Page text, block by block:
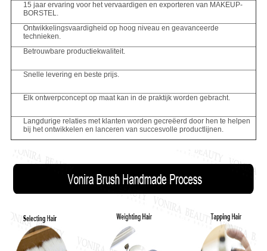
15 jaar ervaring voor het vervaardigen en exporteren van MAKEUP-
BORSTEL.
Ontwikkelingsvaardigheid op hoog niveau en geavanceerde
technieken.
Betrouwbare productiekwaliteit.
Snelle levering en beste prijs.
Elk ontwerpconcept op maat kan in de praktijk worden gebracht.
Langdurige relaties met klanten worden gecreëerd door hen te helpen
bij het ontwikkelen en lanceren van succesvolle productlijnen.